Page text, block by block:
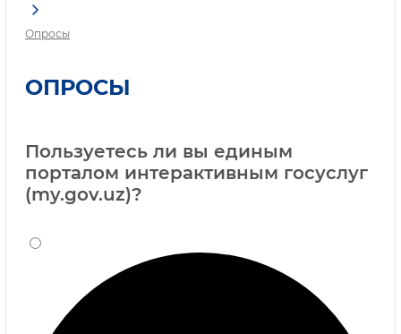
Опросы
ОПРОСЫ
Пользуетесь ли вы единым
порталом интерактивным госуслуг
(my.gov.uz)?